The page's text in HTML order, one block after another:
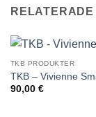
TKB PRODUKTER
TKB – Vivienne
90,00 €